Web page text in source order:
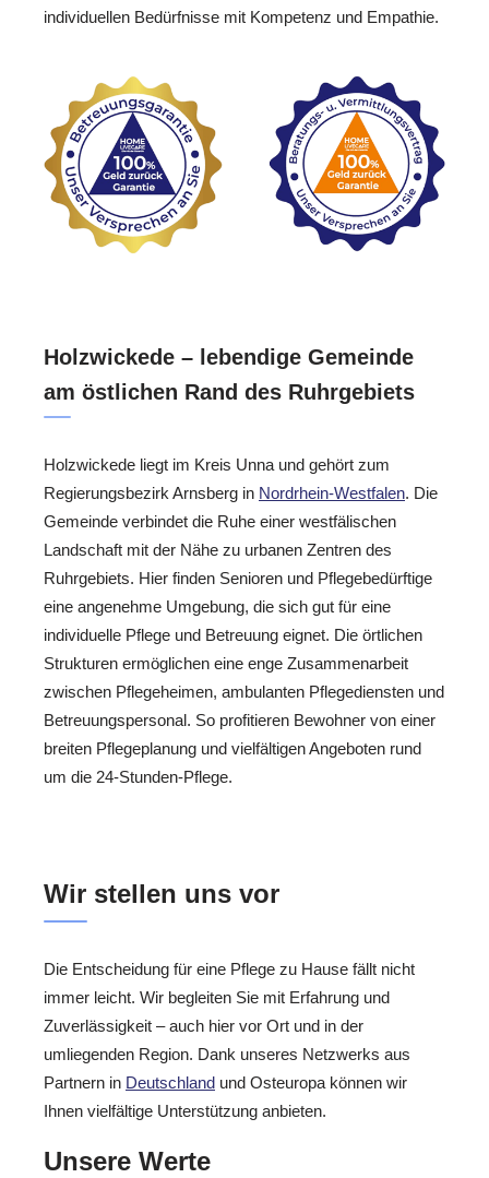
individuellen Bedürfnisse mit Kompetenz und Empathie.
Holzwickede – lebendige Gemeinde
am östlichen Rand des Ruhrgebiets
Holzwickede liegt im Kreis Unna und gehört zum
Regierungsbezirk Arnsberg in Nordrhein-Westfalen. Die
Gemeinde verbindet die Ruhe einer westfälischen
Landschaft mit der Nähe zu urbanen Zentren des
Ruhrgebiets. Hier finden Senioren und Pflegebedürftige
eine angenehme Umgebung, die sich gut für eine
individuelle Pflege und Betreuung eignet. Die örtlichen
Strukturen ermöglichen eine enge Zusammenarbeit
zwischen Pflegeheimen, ambulanten Pflegediensten und
Betreuungspersonal. So profitieren Bewohner von einer
breiten Pflegeplanung und vielfältigen Angeboten rund
um die 24-Stunden-Pflege.
Wir stellen uns vor
Die Entscheidung für eine Pflege zu Hause fällt nicht
immer leicht. Wir begleiten Sie mit Erfahrung und
Zuverlässigkeit – auch hier vor Ort und in der
umliegenden Region. Dank unseres Netzwerks aus
Partnern in Deutschland und Osteuropa können wir
Ihnen vielfältige Unterstützung anbieten.
Unsere Werte